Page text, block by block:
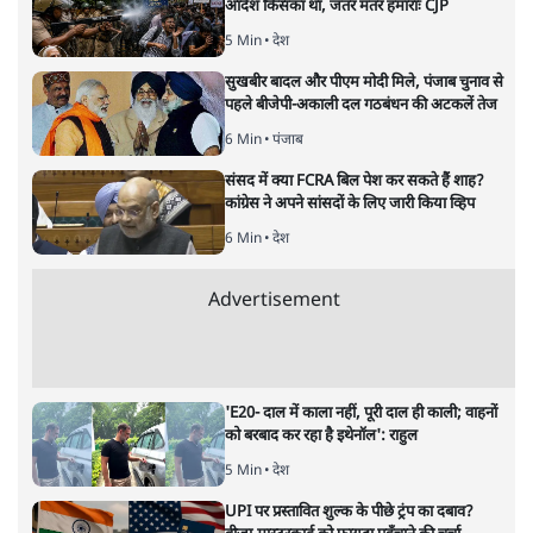
सत्य हिन्दी ऐपडाउनलोडकरें
मुकेश कुमार
लेखक सत्यहिंदी के संपादक हैं।
मुकेश कुमारकी और स्टोरी पढ़ें
भारत–यूरोप संवाद: दूरदर्शी रणनीति या